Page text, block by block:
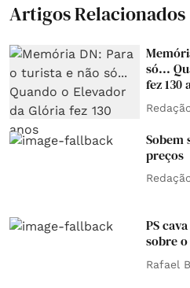
Artigos Relacionados
só...
fez 130
Sobem
preços
PS
sobre o
Rafael